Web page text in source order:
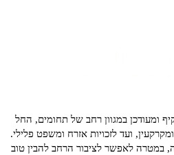
ומעודכן במגוון רחב של תחומים, החל
ועד לזכויות אזרח ומשפט פלילי.
במטרה לאפשר לציבור הרחב להבין טוב